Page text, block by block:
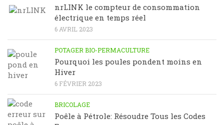
nrLINK le compteur de consommation
électrique en temps réel
6 AVRIL 2023
POTAGER BIO-PERMACULTURE
Pourquoi les poules pondent moins en
Hiver
6 FÉVRIER 2023
BRICOLAGE
Poêle à Pétrole: Résoudre Tous les Codes